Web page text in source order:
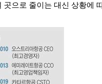
곳으로 줄이는 대신 상황에